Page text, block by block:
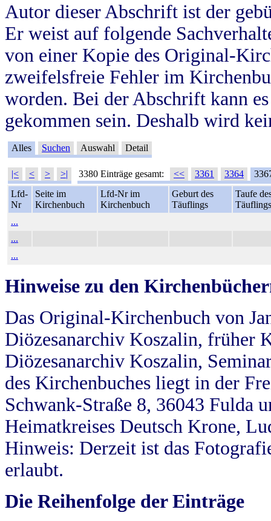
Autor dieser Abschrift ist der
Er weist auf folgende
von einer Kopie des Original-
zweifelsfreie Fehler im
worden. Bei der Abschrift kann
gekommen sein. Deshalb wird
Alles Suchen Auswahl Detail
|< < > >| 3380 Einträge gesamt: << 3361 3364
Lfd-
Nr
Seite im
Kirchenbuch
Lfd-Nr im
Kirchenbuch
Geburt des
Täuflings
Taufe
Täuflings
...
...
...
Hinweise zu den
Das Original-Kirchenbuch von
Diözesanarchiv Koszalin, früher
Diözesanarchiv Koszalin,
des Kirchenbuches liegt in der
Schwank-Straße 8, 36043 Fulda
Heimatkreises Deutsch Krone,
Hinweis: Derzeit ist das
erlaubt.
Die Reihenfolge der Einträge